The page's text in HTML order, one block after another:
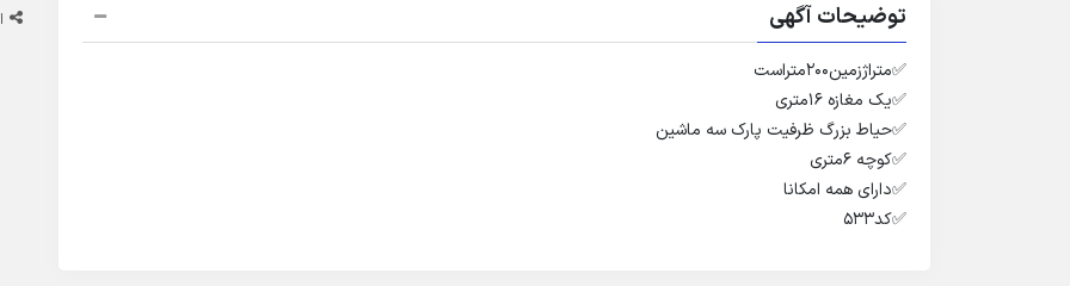
توضیحات آگهی
✅️متراژزمین۲۰۰متراست
✅️یک مغازه ۱۶متری
✅️حیاط بزرگ ظرفیت پارک سه ماشین
✅️کوچه ۶متری
✅️دارای همه امکانا
✅️کد۵۳۳